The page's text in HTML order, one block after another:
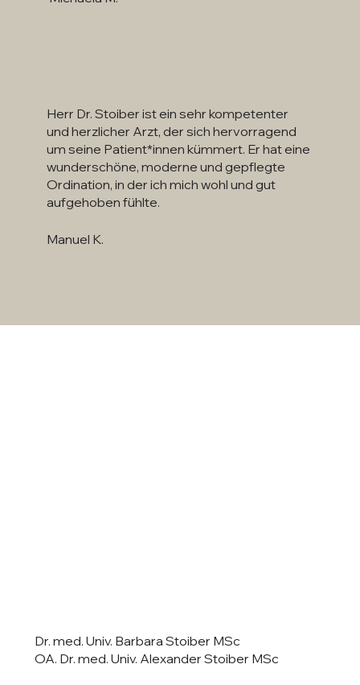
Herr Dr. Stoiber ist ein sehr kompetenter
und herzlicher Arzt, der sich hervorragend
um seine Patient*innen kümmert. Er hat eine
wunderschöne, moderne und gepflegte
Ordination, in der ich mich wohl und gut
aufgehoben fühlte.
Manuel K.
Dr. med. Univ. Barbara Stoiber MSc
OA. Dr. med. Univ. Alexander Stoiber MSc